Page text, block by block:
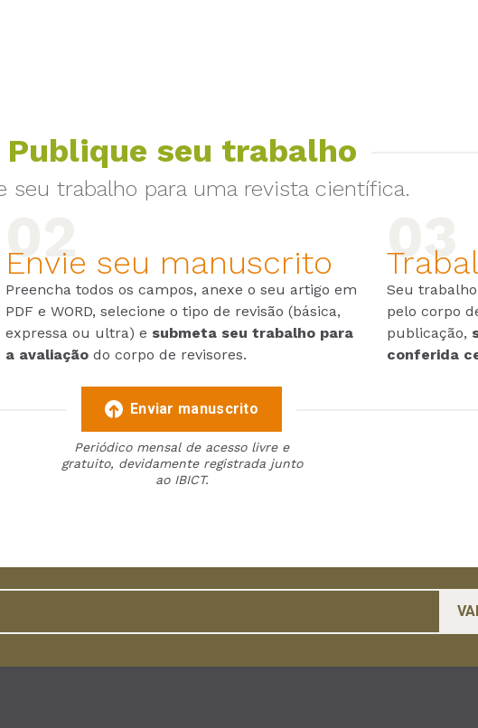
Publique seu trabalho
seu trabalho para uma revista científica.
Envie seu manuscrito
Preencha todos os campos, anexe o seu artigo em
PDF e WORD, selecione o tipo de revisão (básica,
expressa ou ultra) e submeta seu trabalho para
a avaliação do corpo de revisores.
Seu
pelo corpo
publicação,
conferida
Enviar manuscrito
Periódico mensal de acesso livre e
gratuito, devidamente registrada junto
ao IBICT.